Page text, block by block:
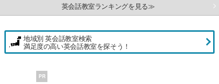
英会話教室ランキングを見る≫
地域別 英会話教室検索
満足度の高い英会話教室を探そう！
PR